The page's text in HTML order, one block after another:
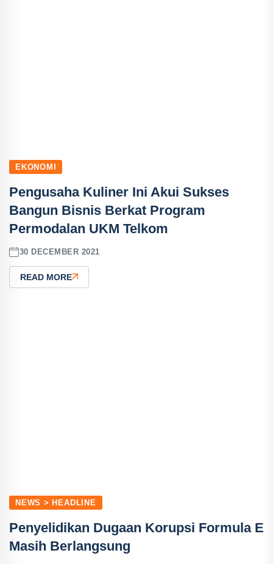
EKONOMI
Pengusaha Kuliner Ini Akui Sukses
Bangun Bisnis Berkat Program
Permodalan UKM Telkom
30 DECEMBER 2021
READ MORE
NEWS > HEADLINE
Penyelidikan Dugaan Korupsi Formula E
Masih Berlangsung